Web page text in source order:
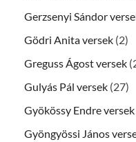
Gerzsenyi Sándor
Gödri Anita versek (2)
Greguss Ágost versek
Gulyás Pál versek (27)
Gyökössy Endre versek
Gyöngyössi János